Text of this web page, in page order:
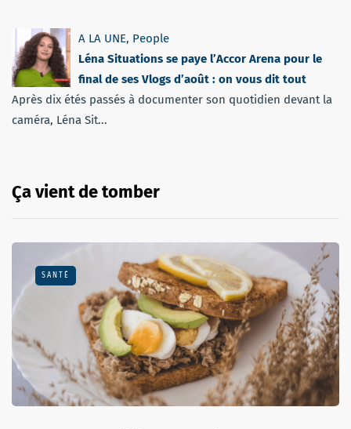
A LA UNE, People
Léna Situations se paye l’Accor Arena pour le
final de ses Vlogs d’août : on vous dit tout
Après dix étés passés à documenter son quotidien devant la
caméra, Léna Sit...
Ça vient de tomber
SANTÉ